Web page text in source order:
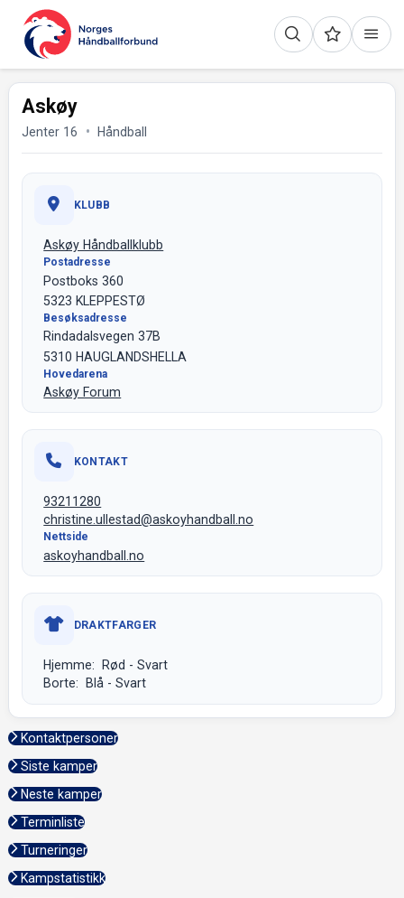
Askøy
Jenter 16 Håndball
KLUBB
Askøy Håndballklubb
Postadresse
Postboks 360
5323 KLEPPESTØ
Besøksadresse
Rindadalsvegen 37B
5310 HAUGLANDSHELLA
Hovedarena
Askøy Forum
KONTAKT
93211280
christine.ullestad@askoyhandball.no
Nettside
askoyhandball.no
DRAKTFARGER
Hjemme: Rød - Svart
Borte: Blå - Svart
Kontaktpersoner
Siste kamper
Neste kamper
Terminliste
Turneringer
Kampstatistikk